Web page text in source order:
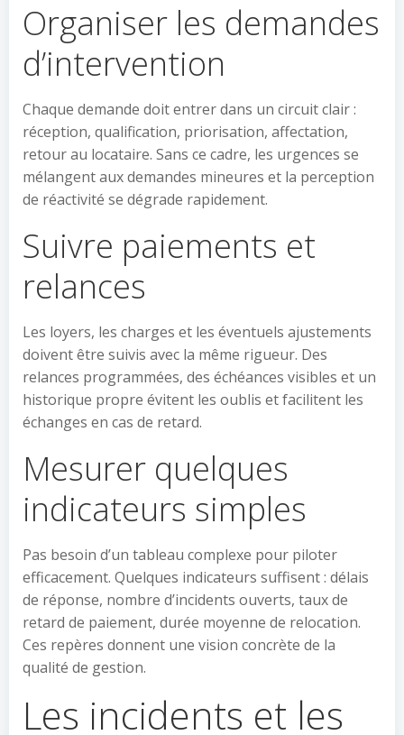
Organiser les demandes
d’intervention
Chaque demande doit entrer dans un circuit clair :
réception, qualification, priorisation, affectation,
retour au locataire. Sans ce cadre, les urgences se
mélangent aux demandes mineures et la perception
de réactivité se dégrade rapidement.
Suivre paiements et
relances
Les loyers, les charges et les éventuels ajustements
doivent être suivis avec la même rigueur. Des
relances programmées, des échéances visibles et un
historique propre évitent les oublis et facilitent les
échanges en cas de retard.
Mesurer quelques
indicateurs simples
Pas besoin d’un tableau complexe pour piloter
efficacement. Quelques indicateurs suffisent : délais
de réponse, nombre d’incidents ouverts, taux de
retard de paiement, durée moyenne de relocation.
Ces repères donnent une vision concrète de la
qualité de gestion.
Les incidents et les